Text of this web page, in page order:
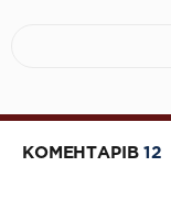
КОМЕНТАРІВ12